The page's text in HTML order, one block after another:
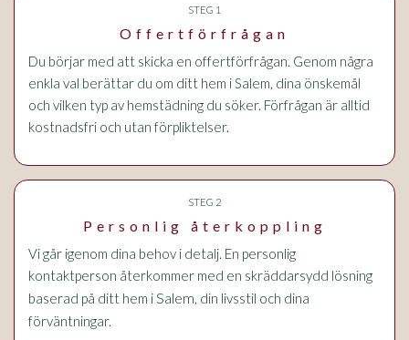
STEG 1
Offertförfrågan
Du börjar med att skicka en offertförfrågan. Genom några
enkla val berättar du om ditt hem i Salem, dina önskemål
och vilken typ av hemstädning du söker. Förfrågan är alltid
kostnadsfri och utan förpliktelser.
STEG 2
Personlig återkoppling
Vi går igenom dina behov i detalj. En personlig
kontaktperson återkommer med en skräddarsydd lösning
baserad på ditt hem i Salem, din livsstil och dina
förväntningar.